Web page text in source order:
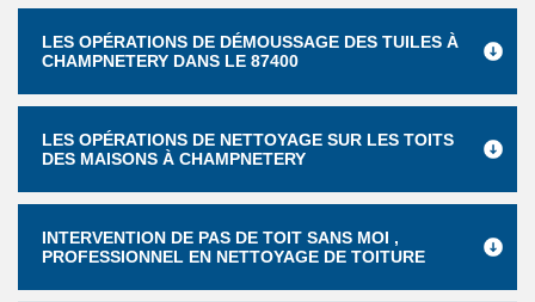
LES OPÉRATIONS DE DÉMOUSSAGE DES TUILES À
CHAMPNETERY DANS LE 87400
LES OPÉRATIONS DE NETTOYAGE SUR LES TOITS
DES MAISONS À CHAMPNETERY
INTERVENTION DE PAS DE TOIT SANS MOI ,
PROFESSIONNEL EN NETTOYAGE DE TOITURE